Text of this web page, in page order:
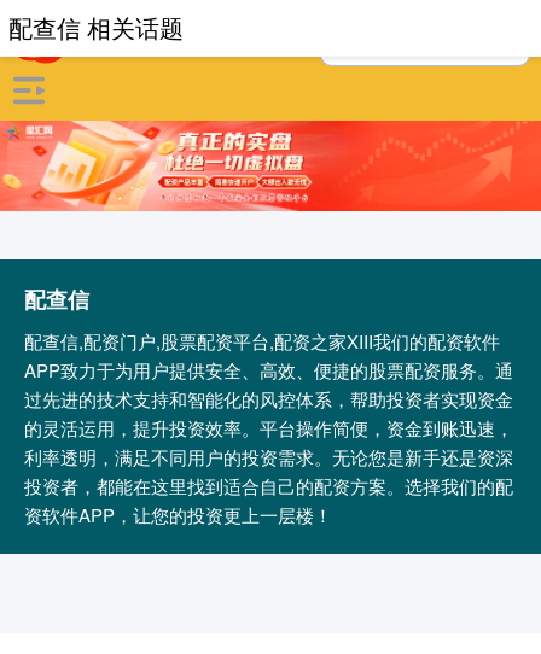
配查信
配查信,配资门户,股票配资平台,配资之家XIII‌我们的配资软件
APP致力于为用户提供安全、高效、便捷的股票配资服务。通
过先进的技术支持和智能化的风控体系，帮助投资者实现资金
的灵活运用，提升投资效率。平台操作简便，资金到账迅速，
利率透明，满足不同用户的投资需求。无论您是新手还是资深
投资者，都能在这里找到适合自己的配资方案。选择我们的配
资软件APP，让您的投资更上一层楼！
配查信 相关话题